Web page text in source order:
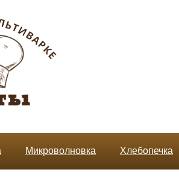
Микроволновка Хлебопечка